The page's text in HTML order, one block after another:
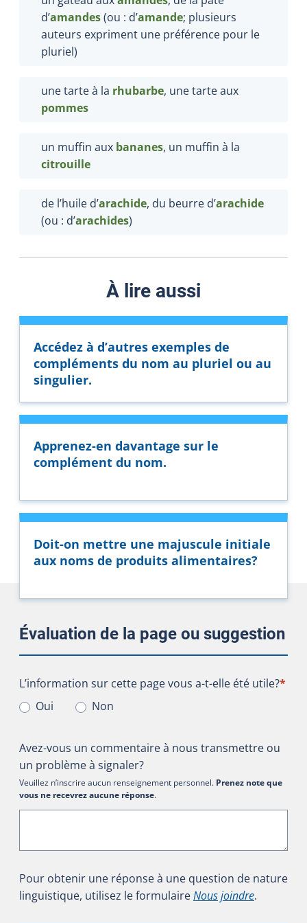
d’amandes(ou : d’amande; plusieurs
auteurs expriment une préférence pour le
pluriel)
une tarte à la rhubarbe, une tarte aux
pommes
un muffin aux bananes, un muffin à la
citrouille
de l’huile d’arachide, du beurre d’arachide
(ou : d’arachides)
À lire aussi
Accédez à d’autres exemples de
compléments du nom au pluriel ou au
singulier.
Apprenez-en davantage sur le
complément du nom.
Doit-on mettre une majuscule initiale
aux noms de produits alimentaires?
Évaluation de la page ou suggestion
L’information sur cette page vous a-t-elle été utile?
L’information sur cette page vous a-t-elle été utile?*
Oui
Non
Avez-vous un commentaire à nous transmettre ou
un problème à signaler?
Veuillez n’inscrire aucun renseignement personnel. Prenez note que
vous ne recevrez aucune réponse.
Pour obtenir une réponse à une question de nature
linguistique, utilisez le formulaireNous joindre.